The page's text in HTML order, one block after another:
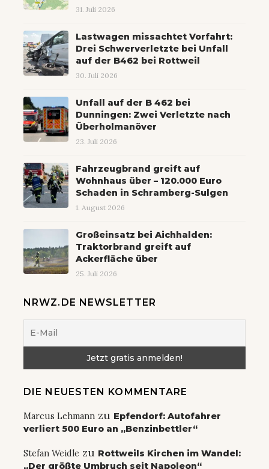
31. Juli 2026
Lastwagen missachtet Vorfahrt:
Drei Schwerverletzte bei Unfall
auf der B462 bei Rottweil
30. Juli 2026
Unfall auf der B 462 bei
Dunningen: Zwei Verletzte nach
Überholmanöver
23. Juli 2026
Fahrzeugbrand greift auf
Wohnhaus über – 120.000 Euro
Schaden in Schramberg-Sulgen
1. August 2026
Großeinsatz bei Aichhalden:
Traktorbrand greift auf
Ackerfläche über
25. Juli 2026
NRWZ.DE NEWSLETTER
DIE NEUESTEN KOMMENTARE
Marcus Lehmann zu Epfendorf: Autofahrer
verliert 500 Euro an „Benzinbettler“
Stefan Weidle zu Rottweils Kirchen im Wandel:
„Der größte Umbruch seit Napoleon“